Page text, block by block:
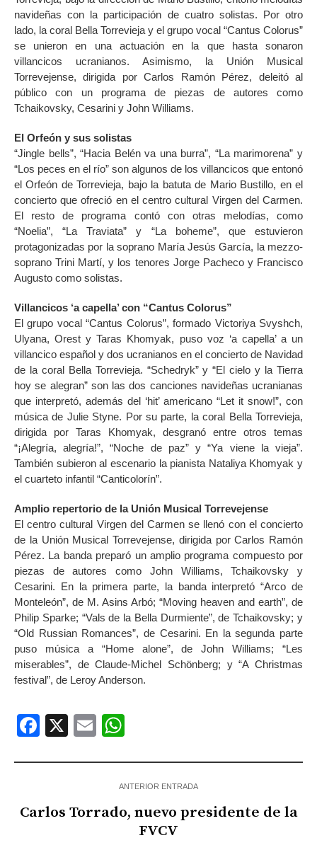
navideñas con la participación de cuatro solistas. Por otro
lado, la coral Bella Torrevieja y el grupo vocal “Cantus Colorus”
se unieron en una actuación en la que hasta sonaron
villancicos ucranianos. Asimismo, la Unión Musical
Torrevejense, dirigida por Carlos Ramón Pérez, deleitó al
público con un programa de piezas de autores como
Tchaikovsky, Cesarini y John Williams.
El Orfeón y sus solistas
“Jingle bells”, “Hacia Belén va una burra”, “La marimorena” y
“Los peces en el río” son algunos de los villancicos que entonó
el Orfeón de Torrevieja, bajo la batuta de Mario Bustillo, en el
concierto que ofreció en el centro cultural Virgen del Carmen.
El resto de programa contó con otras melodías, como
“Noelia”, “La Traviata” y “La boheme”, que estuvieron
protagonizadas por la soprano María Jesús García, la mezzo-
soprano Trini Martí, y los tenores Jorge Pacheco y Francisco
Augusto como solistas.
Villancicos ‘a capella’ con “Cantus Colorus”
El grupo vocal “Cantus Colorus”, formado Victoriya Svyshch,
Ulyana, Orest y Taras Khomyak, puso voz ‘a capella’ a un
villancico español y dos ucranianos en el concierto de Navidad
de la coral Bella Torrevieja. “Schedryk” y “El cielo y la Tierra
hoy se alegran” son las dos canciones navideñas ucranianas
que interpretó, además del ‘hit’ americano “Let it snow!”, con
música de Julie Styne. Por su parte, la coral Bella Torrevieja,
dirigida por Taras Khomyak, desgranó entre otros temas
“¡Alegría, alegría!”, “Noche de paz” y “Ya viene la vieja”.
También subieron al escenario la pianista Nataliya Khomyak y
el cuarteto infantil “Canticolorín”.
Amplio repertorio de la Unión Musical Torrevejense
El centro cultural Virgen del Carmen se llenó con el concierto
de la Unión Musical Torrevejense, dirigida por Carlos Ramón
Pérez. La banda preparó un amplio programa compuesto por
piezas de autores como John Williams, Tchaikovsky y
Cesarini. En la primera parte, la banda interpretó “Arco de
Monteleón”, de M. Asins Arbó; “Moving heaven and earth”, de
Philip Sparke; “Vals de la Bella Durmiente”, de Tchaikovsky; y
“Old Russian Romances”, de Cesarini. En la segunda parte
puso música a “Home alone”, de John Williams; “Les
miserables”, de Claude-Michel Schönberg; y “A Christmas
festival”, de Leroy Anderson.
Facebook
X Email
ANTERIOR ENTRADA
Carlos Torrado, nuevo presidente de la
FVCV